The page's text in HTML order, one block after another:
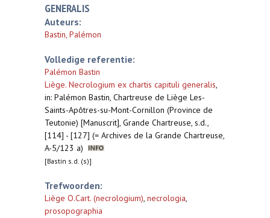
GENERALIS
Auteurs:
Bastin, Palémon
Volledige referentie:
Palémon Bastin
Liège. Necrologium ex chartis capituli generalis,
in: Palémon Bastin, Chartreuse de Liège Les-
Saints-Apôtres-su-Mont-Cornillon (Province de
Teutonie) [Manuscrit], Grande Chartreuse, s.d.,
[114] - [127] (= Archives de la Grande Chartreuse,
A-5/123 a)
[Bastin s.d. (s)]
Trefwoorden:
Liège O.Cart. (necrologium), necrologia,
prosopographia